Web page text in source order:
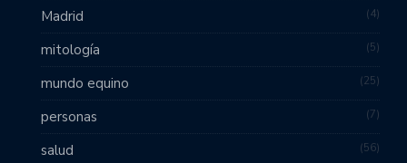
Madrid 4
mitología 5
mundo equino 25
personas 7
salud 56